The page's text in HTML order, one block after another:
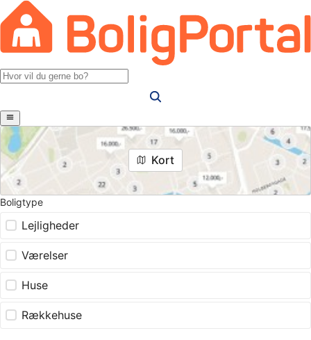
Kort
Boligtype
Lejligheder
Værelser
Huse
Rækkehuse